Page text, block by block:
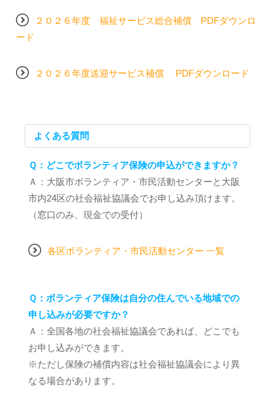
２０２６年度 福祉サービス総合補償 PDFダウンロ
ード
２０２６年度送迎サービス補償 PDFダウンロード
よくある質問
Ｑ：どこでボランティア保険の申込ができますか？
Ａ：大阪市ボランティア・市民活動センターと大阪
市内24区の社会福祉協議会でお申し込み頂けます。
（窓口のみ、現金での受付）
各区ボランティア・市民活動センター 一覧
Ｑ：ボランティア保険は自分の住んでいる地域での
申し込みが必要ですか？
Ａ：全国各地の社会福祉協議会であれば、どこでも
お申し込みができます。
※ただし保険の補償内容は社会福祉協議会により異
なる場合があります。